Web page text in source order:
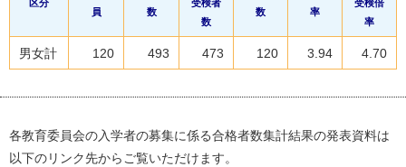
区分
員
数
受検者
数
数 率
受検倍
率
男女計 120 493 473 120 3.94 4.70
各教育委員会の入学者の募集に係る合格者数集計結果の発表資料は
以下のリンク先からご覧いただけます。